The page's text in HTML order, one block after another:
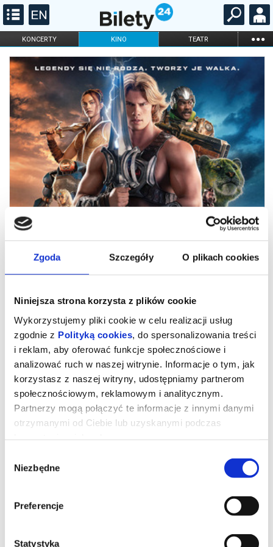
Zgoda Szczegóły O plikach cookies
Niniejsza strona korzysta z plików cookie
Wykorzystujemy pliki cookie w celu realizacji usług
zgodnie z Polityką cookies , do spersonalizowania treści
i reklam, aby oferować funkcje społecznościowe i
analizować ruch w naszej witrynie. Informacje o tym, jak
korzystasz z naszej witryny, udostępniamy partnerom
społecznościowym, reklamowym i analitycznym.
Partnerzy mogą połączyć te informacje z innymi danymi
otrzymanymi od Ciebie lub uzyskanymi podczas
zgody
Niezbędne
Preferencje
Statystyka
KONCERTY KINO TEATR ...
FILHARMONIA OPERA I BALET
DLA DZIECI
ONLINE
Władcy Wszechświata (dubbing)
na Ziemi w statku kosmicznym i został oddzielony od swojego
magicznego Miecza Mocy – jedynego połączenia z jego domem
na Eterni. Po wyśledzeniu go prawie dwie dekady później książę
rodzinnej planety przed złymi siłami Szkieletora. Aby jednak
pokonać tak potężnego złoczyńcę, książę Adam będzie musiał